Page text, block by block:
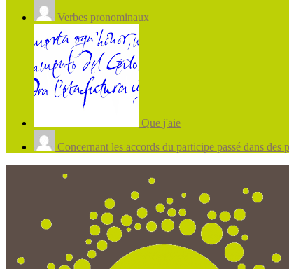
Verbes pronominaux
Que j'aie
Concernant les accords du participe passé dans des